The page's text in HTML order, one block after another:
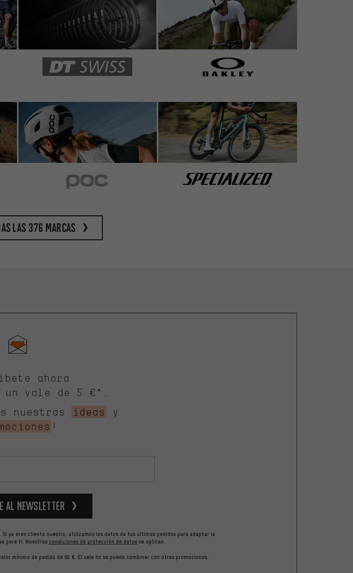
las 376 marcas
ahora
un vale de 5 €*.
nuestras
ideas
y
!
al newsletter
ya eres cliente nuestro, utilizamos los datos de tus últimos pedidos para adaptar la
para ti. Nuestras condiciones de protección de datosse aplican.
mínimo de pedido de 60 €. El vale no se puede combinar con otras promociones.